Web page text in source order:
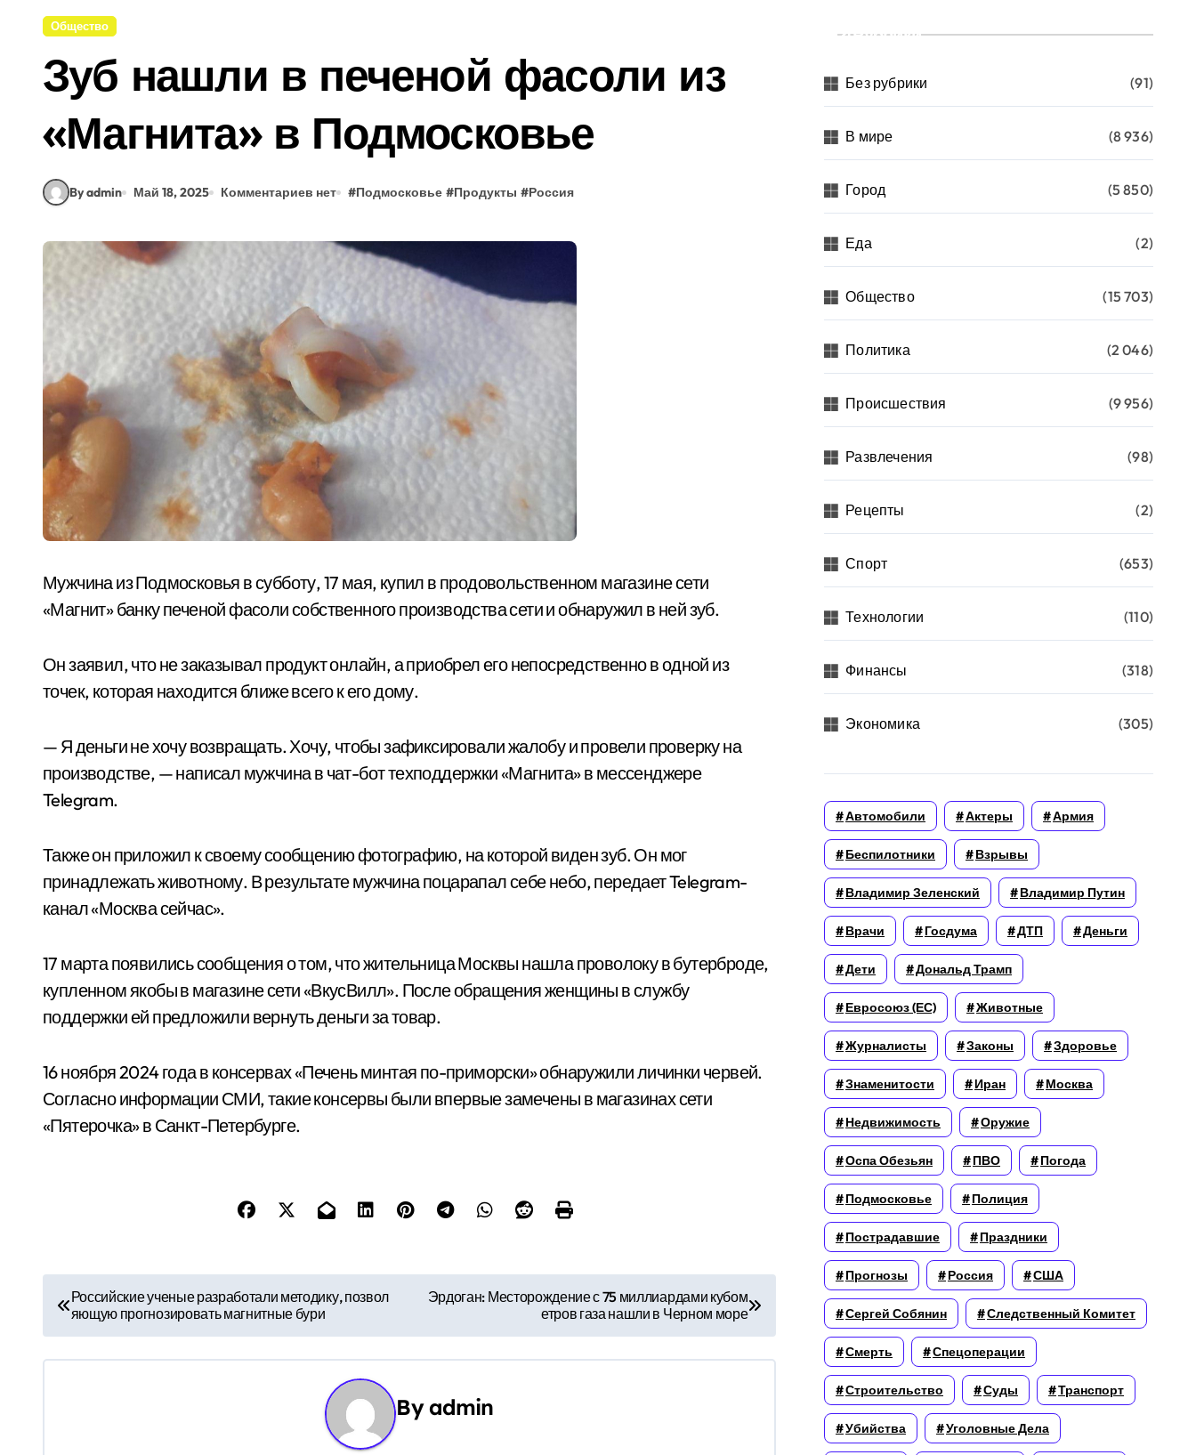
Общество
Зуб нашли в печеной фасоли из
«Магнита» в Подмосковье
By admin Май 18, 2025 Комментариев нет #Подмосковье #Продукты #Россия
Мужчина из Подмосковья в субботу, 17 мая, купил в продовольственном магазине сети
«Магнит» банку печеной фасоли собственного производства сети и обнаружил в ней зуб.
Он заявил, что не заказывал продукт онлайн, а приобрел его непосредственно в одной из
точек, которая находится ближе всего к его дому.
— Я деньги не хочу возвращать. Хочу, чтобы зафиксировали жалобу и провели проверку на
производстве, — написал мужчина в чат-бот техподдержки «Магнита» в мессенджере
Telegram.
Также он приложил к своему сообщению фотографию, на которой виден зуб. Он мог
принадлежать животному. В результате мужчина поцарапал себе небо, передает Telegram-
канал «Москва сейчас».
17 марта появились сообщения о том, что жительница Москвы нашла проволоку в бутерброде,
купленном якобы в магазине сети «ВкусВилл». После обращения женщины в службу
поддержки ей предложили вернуть деньги за товар.
16 ноября 2024 года в консервах «Печень минтая по-приморски» обнаружили личинки червей.
Согласно информации СМИ, такие консервы были впервые замечены в магазинах сети
«Пятерочка» в Санкт-Петербурге.
а
в
Российские ученые разработали методику, позвол
яющую прогнозировать магнитные бури
Эрдоган: Месторождение с 75 миллиардами кубом
етров газа нашли в Черном море
Byadmin
Рубрики
Без рубрики (91)
В мире (8 936)
Город (5 850)
Еда (2)
Общество (15 703)
Политика (2 046)
Происшествия (9 956)
Развлечения (98)
Рецепты (2)
Спорт (653)
Технологии (110)
Финансы (318)
Экономика (305)
Автомобили Актеры Армия
Беспилотники Взрывы
Владимир Зеленский Владимир Путин
Врачи Госдума ДТП Деньги
Дети Дональд Трамп
Евросоюз (ЕС) Животные
Журналисты Законы Здоровье
Знаменитости Иран Москва
Недвижимость Оружие
Оспа Обезьян ПВО Погода
Подмосковье Полиция
Пострадавшие Праздники
Прогнозы Россия США
Сергей Собянин Следственный Комитет
Смерть Спецоперации
Строительство Суды Транспорт
Убийства Уголовные Дела